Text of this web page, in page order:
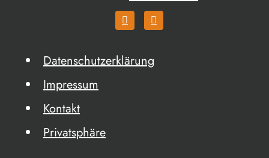
Datenschutzerklärung
Impressum
Kontakt
Privatsphäre